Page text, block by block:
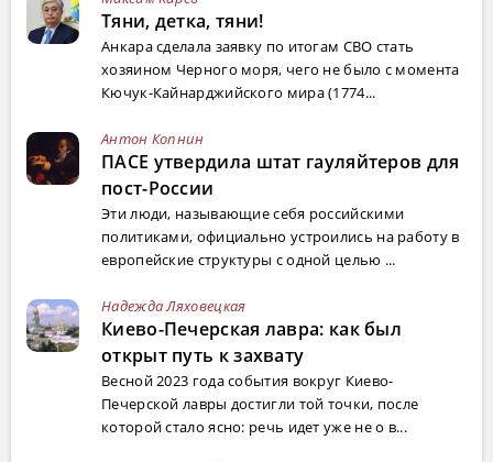
Тяни, детка, тяни!
Анкара сделала заявку по итогам СВО стать
хозяином Черного моря, чего не было с момента
Кючук-Кайнарджийского мира (1774...
Антон Копнин
ПАСЕ утвердила штат гауляйтеров для
пост-России
Эти люди, называющие себя российскими
политиками, официально устроились на работу в
европейские структуры с одной целью ...
Надежда Ляховецкая
Киево-Печерская лавра: как был
открыт путь к захвату
Весной 2023 года события вокруг Киево-
Печерской лавры достигли той точки, после
которой стало ясно: речь идет уже не о в...